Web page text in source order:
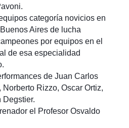
categoría novicios en
Aires de lucha
por equipos en el
de esa especialidad
de Juan Carlos
Norberto Rizzo, Oscar Ortiz,
Degstier.
el Profesor Osvaldo